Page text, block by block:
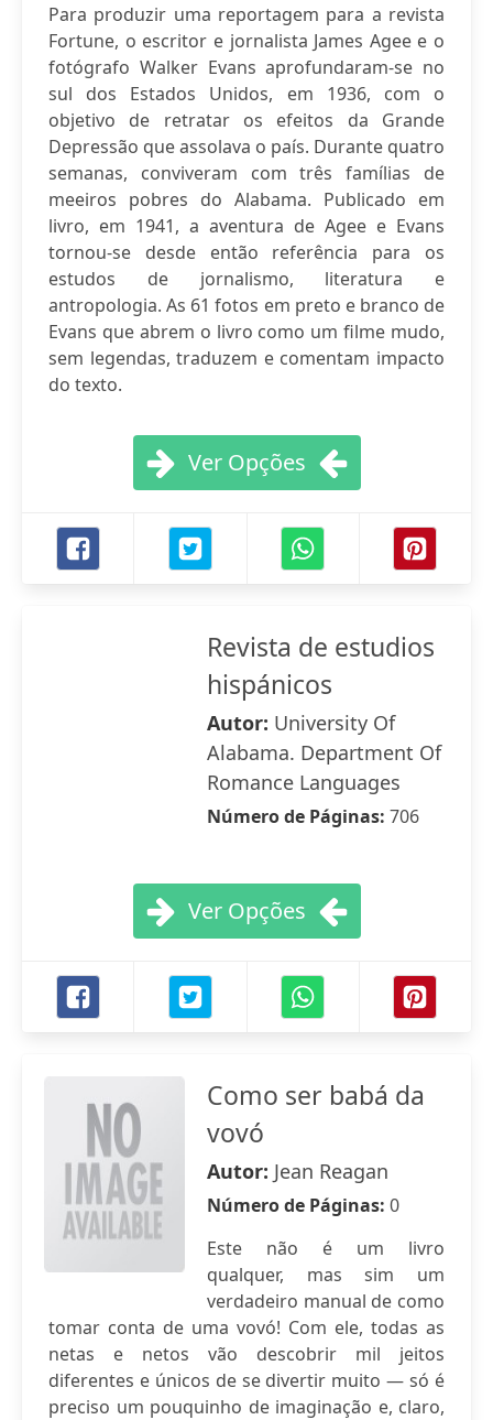
Para produzir uma reportagem para a revista
Fortune, o escritor e jornalista James Agee e o
fotógrafo Walker Evans aprofundaram-se no
sul dos Estados Unidos, em 1936, com o
objetivo de retratar os efeitos da Grande
Depressão que assolava o país. Durante quatro
semanas, conviveram com três famílias de
meeiros pobres do Alabama. Publicado em
livro, em 1941, a aventura de Agee e Evans
tornou-se desde então referência para os
estudos de jornalismo, literatura e
antropologia. As 61 fotos em preto e branco de
Evans que abrem o livro como um filme mudo,
sem legendas, traduzem e comentam impacto
do texto.
Ver Opções
Revista de estudios
hispánicos
Autor: University Of
Alabama. Department Of
Romance Languages
Número de Páginas: 706
Ver Opções
Como ser babá da
vovó
Autor: Jean Reagan
Número de Páginas: 0
Este não é um livro
qualquer, mas sim um
verdadeiro manual de como
tomar conta de uma vovó! Com ele, todas as
netas e netos vão descobrir mil jeitos
diferentes e únicos de se divertir muito — só é
preciso um pouquinho de imaginação e, claro,